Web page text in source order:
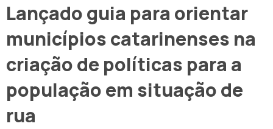
Lançado guia para orientar
municípios catarinenses na
criação de políticas para a
população em situação de
rua